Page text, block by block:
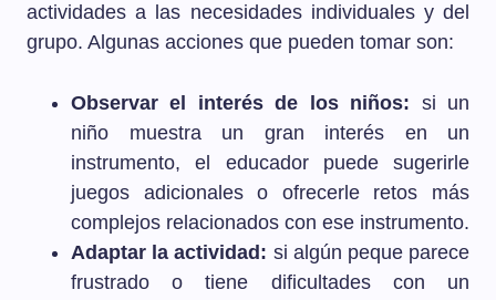
actividades a las necesidades individuales y del
grupo. Algunas acciones que pueden tomar son:
Observar el interés de los niños: si un
niño muestra un gran interés en un
instrumento, el educador puede sugerirle
juegos adicionales o ofrecerle retos más
complejos relacionados con ese instrumento.
Adaptar la actividad: si algún peque parece
frustrado o tiene dificultades con un